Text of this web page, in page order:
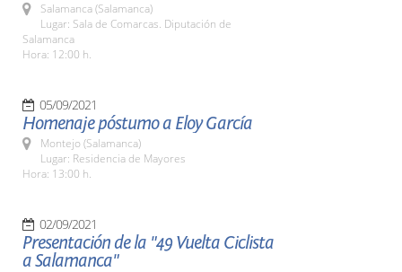
Salamanca (Salamanca)
Lugar: Sala de Comarcas. Diputación de
Salamanca
Hora: 12:00 h.
05/09/2021
Homenaje póstumo a Eloy García
Montejo (Salamanca)
Lugar: Residencia de Mayores
Hora: 13:00 h.
02/09/2021
Presentación de la "49 Vuelta Ciclista
a Salamanca"